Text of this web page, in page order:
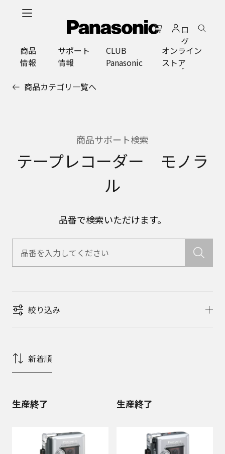
ロ
グ
イ
ン
商品
情報
サポート
情報
CLUB
Panasonic
オンライン
ストア
商品カテゴリ一覧へ
商品サポート検索
テープレコーダー モノラ
ル
品番で検索いただけます。
絞り込み
新着順
生産終了 生産終了